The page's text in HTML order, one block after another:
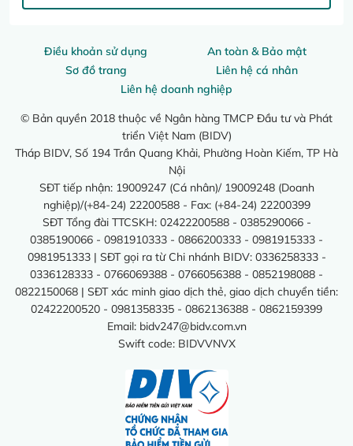
Điều khoản sử dụng
An toàn & Bảo mật
Sơ đồ trang
Liên hệ cá nhân
Liên hệ doanh nghiệp
© Bản quyền 2018 thuộc về Ngân hàng TMCP Đầu tư và Phát
triển Việt Nam (BIDV)
Tháp BIDV, Số 194 Trần Quang Khải, Phường Hoàn Kiếm, TP Hà
Nội
SĐT tiếp nhận: 19009247 (Cá nhân)/ 19009248 (Doanh
nghiệp)/(+84-24) 22200588 - Fax: (+84-24) 22200399
SĐT Tổng đài TTCSKH: 02422200588 - 0385290066 -
0385190066 - 0981910333 - 0866200333 - 0981915333 -
0981951333 | SĐT gọi ra từ Chi nhánh BIDV: 0336258333 -
0336128333 - 0766069388 - 0766056388 - 0852198088 -
0822150068 | SĐT xác minh giao dịch thẻ, giao dịch chuyển tiền:
02422200520 - 0981358335 - 0862136388 - 0862159399
Email: bidv247@bidv.com.vn
Swift code: BIDVVNVX